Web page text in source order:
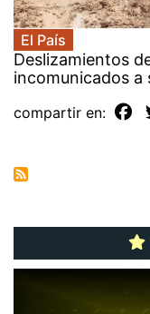
El País
Deslizamientos
incomunicados a
compartir en: